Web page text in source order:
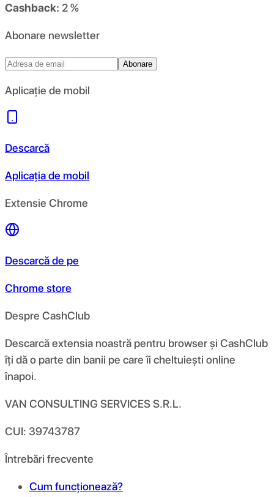
Cashback: 2 %
Abonare newsletter
Abonare
Aplicație de mobil
Descarcă
Aplicația de mobil
Extensie Chrome
Descarcă de pe
Chrome store
Despre CashClub
Descarcă extensia noastră pentru browser și CashClub
îți dă o parte din banii pe care îi cheltuiești online
înapoi.
VAN CONSULTING SERVICES S.R.L.
CUI: 39743787
Întrebări frecvente
Cum funcționează?